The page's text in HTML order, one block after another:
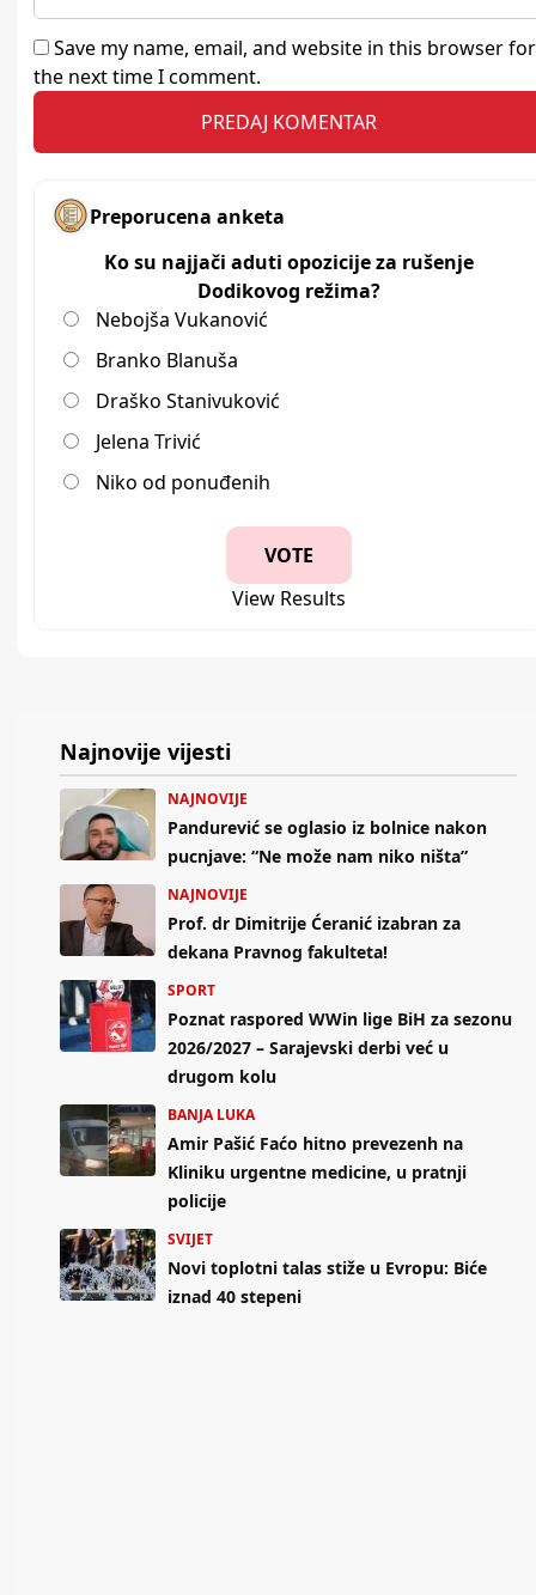
Save my name, email, and website in this browser for
the next time I comment.
Preporucena anketa
Ko su najjači aduti opozicije za rušenje
Dodikovog režima?
Nebojša Vukanović
Branko Blanuša
Draško Stanivuković
Jelena Trivić
Niko od ponuđenih
View Results
Najnovije vijesti
NAJNOVIJE
Pandurević se oglasio iz bolnice nakon
pucnjave: “Ne može nam niko ništa”
NAJNOVIJE
Prof. dr Dimitrije Ćeranić izabran za
dekana Pravnog fakulteta!
SPORT
Poznat raspored WWin lige BiH za sezonu
2026/2027 – Sarajevski derbi već u
drugom kolu
BANJA LUKA
Amir Pašić Faćo hitno prevezenh na
Kliniku urgentne medicine, u pratnji
policije
SVIJET
Novi toplotni talas stiže u Evropu: Biće
iznad 40 stepeni